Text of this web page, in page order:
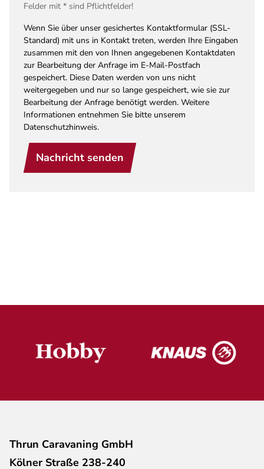
Felder mit * sind Pflichtfelder!
Wenn Sie über unser gesichertes Kontaktformular (SSL-
Standard) mit uns in Kontakt treten, werden Ihre Eingaben
zusammen mit den von Ihnen angegebenen Kontaktdaten
zur Bearbeitung der Anfrage im E-Mail-Postfach
gespeichert. Diese Daten werden von uns nicht
weitergegeben und nur so lange gespeichert, wie sie zur
Bearbeitung der Anfrage benötigt werden. Weitere
Informationen entnehmen Sie bitte unserem
Datenschutzhinweis.
Nachricht senden
Thrun Caravaning GmbH
Kölner Straße 238-240